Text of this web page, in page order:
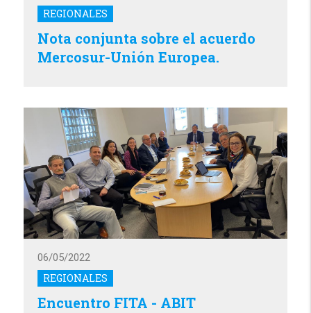
REGIONALES
Nota conjunta sobre el acuerdo
Mercosur-Unión Europea.
REGIONALES
06/05/2022
Encuentro FITA - ABIT